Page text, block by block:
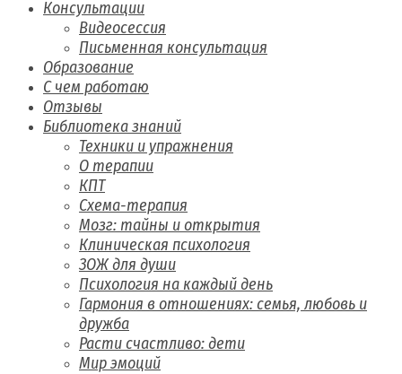
Консультации
Видеосессия
Письменная консультация
Образование
С чем работаю
Отзывы
Библиотека знаний
Техники и упражнения
О терапии
КПТ
Схема-терапия
Мозг: тайны и открытия
Клиническая психология
ЗОЖ для души
Психология на каждый день
Гармония в отношениях: семья, любовь и
дружба
Расти счастливо: дети
Мир эмоций